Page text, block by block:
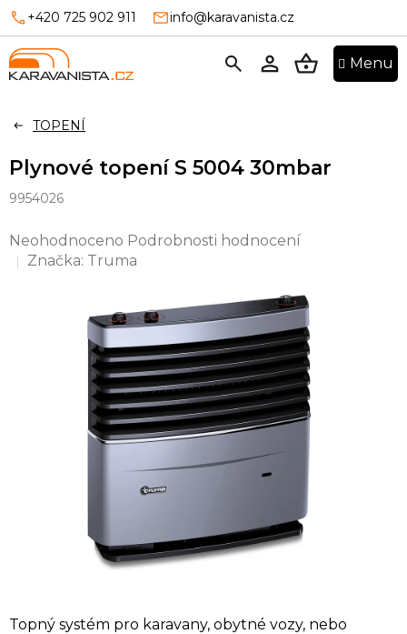
Přejít
obsah
+420 725 902 911 info@karavanista.cz
TOPENÍ
Plynové topení S 5004 30mbar
9954026
Průměrné
hodnocení
Neohodnoceno Podrobnosti hodnocení
Značka: Truma
Topný systém pro karavany, obytné vozy, nebo